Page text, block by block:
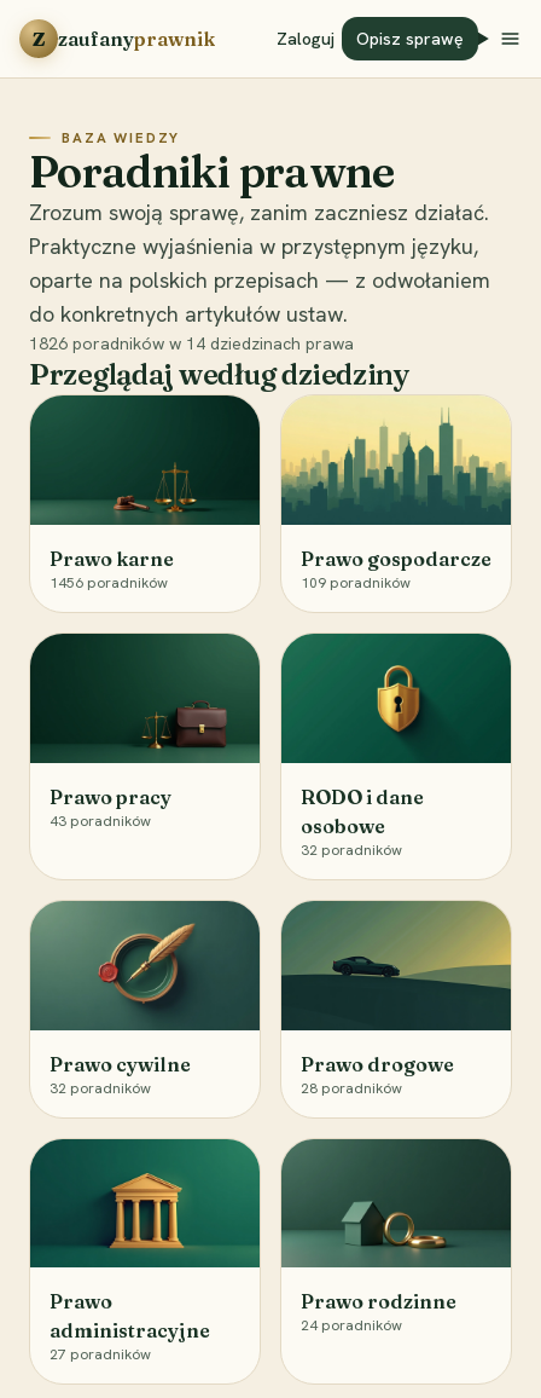
Przejdź do treści
Z zaufanyprawnik Zaloguj Opisz sprawę
BAZA WIEDZY
Poradniki prawne
Zrozum swoją sprawę, zanim zaczniesz działać.
Praktyczne wyjaśnienia w przystępnym języku,
oparte na polskich przepisach — z odwołaniem
do konkretnych artykułów ustaw.
1826 poradników w 14 dziedzinach prawa
Przeglądaj według dziedziny
Prawo karne
1456 poradników
Prawo gospodarcze
109 poradników
Prawo pracy
43 poradników
RODO i dane
osobowe
32 poradników
Prawo cywilne
32 poradników
Prawo drogowe
28 poradników
Prawo
administracyjne
27 poradników
Prawo rodzinne
24 poradników